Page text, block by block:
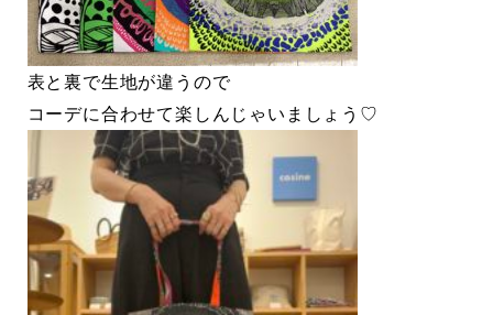
表と裏で生地が違うので
コーデに合わせて楽しんじゃいましょう♡